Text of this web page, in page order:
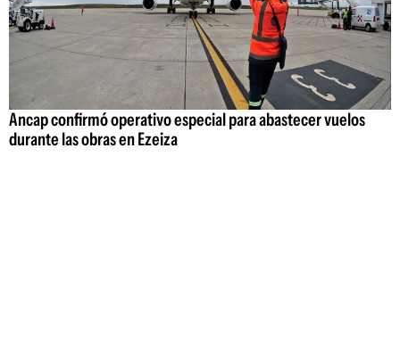
Ancap confirmó operativo especial para abastecer vuelos
durante las obras en Ezeiza